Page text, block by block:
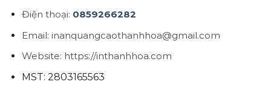
Điện thoại: 0859266282
Email: inanquangcaothanhhoa@gmail.com
Website: https://inthanhhoa.com
MST: 2803165563